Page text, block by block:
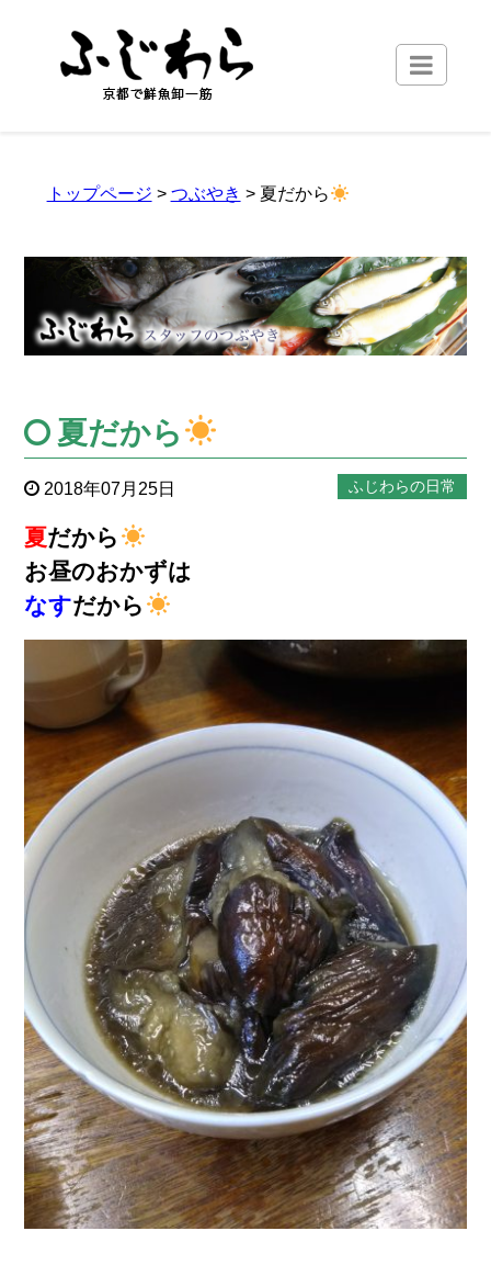
トップページ > つぶやき > 夏だから
夏だから
2018年07月25日 ふじわらの日常
夏だから
お昼のおかずは
なすだから